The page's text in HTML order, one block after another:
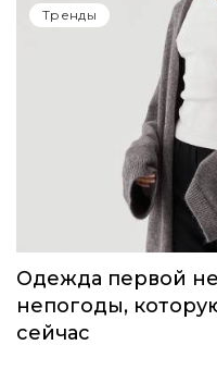
Тренды
Одежда первой
непогоды,
сейчас